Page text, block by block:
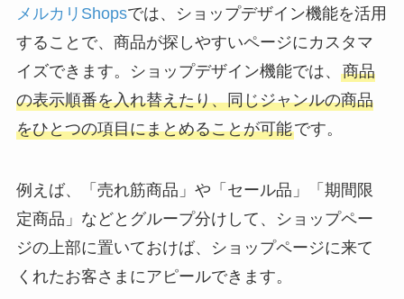
メルカリShopsでは、ショップデザイン機能を活用
することで、商品が探しやすいページにカスタマ
イズできます。ショップデザイン機能では、 商品
の表示順番を入れ替えたり、同じジャンルの商品
をひとつの項目にまとめることが可能です。
例えば、「売れ筋商品」や「セール品」「期間限
定商品」などとグループ分けして、ショップペー
ジの上部に置いておけば、ショップページに来て
くれたお客さまにアピールできます。